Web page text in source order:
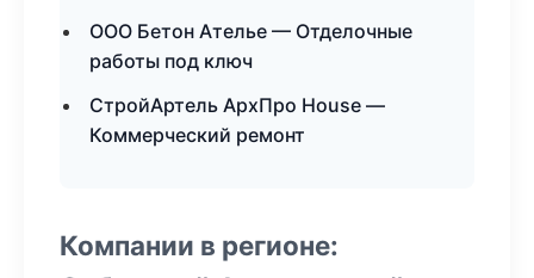
ООО Бетон Ателье — Отделочные
работы под ключ
СтройАртель АрхПро House —
Коммерческий ремонт
Компании в регионе: